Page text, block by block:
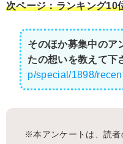
次ページ：ランキング10
そのほか募集中のア
たの想いを教えて下
p/special/1898/
※本アンケートは、読者